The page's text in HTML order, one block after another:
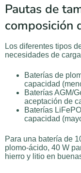
Pautas de
composición
Los diferentes tipos
necesidades de
Baterías de
capacidad
Baterías AGM/
aceptación de
Baterías
capacidad
Para una batería de
plomo-ácido, 40 W
hierro y litio en